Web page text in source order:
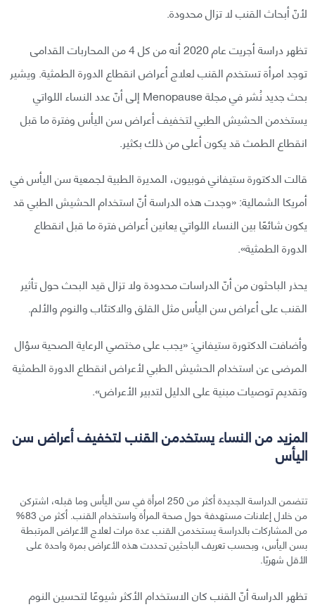
لأنّ أبحاث القنب لا تزال محدودة.
تظهر دراسة أجريت عام 2020 أنه من كل 4 من المحاربات القدامى
توجد امرأة تستخدم القنب لعلاج أعراض انقطاع الدورة الطمثية. ويشير
بحث جديد نُشر في مجلة Menopause إلى أنّ عدد النساء اللواتي
يستخدمن الحشيش الطبي لتخفيف أعراض سن اليأس وفترة ما قبل
انقطاع الطمث قد يكون أعلى من ذلك بكثير.
قالت الدكتورة ستيفاني فوبيون، المديرة الطبية لجمعية سن اليأس في
أمريكا الشمالية: «وجدت هذه الدراسة أنّ استخدام الحشيش الطبي قد
يكون شائعًا بين النساء اللواتي يعانين أعراض فترة ما قبل انقطاع
الدورة الطمثية».
يحذر الباحثون من أنّ الدراسات محدودة ولا تزال قيد البحث حول تأثير
القنب على أعراض سن اليأس مثل القلق والاكتئاب والنوم والألم.
وأضافت الدكتورة ستيفاني: «يجب على مختصي الرعاية الصحية سؤال
المرضى عن استخدام الحشيش الطبي لأعراض انقطاع الدورة الطمثية
وتقديم توصيات مبنية على الدليل لتدبير الأعراض».
المزيد من النساء يستخدمن القنب لتخفيف أعراض سن
اليأس
تتضمن الدراسة الجديدة أكثر من 250 امرأة في سن اليأس وما قبله، اشتركن
من خلال إعلانات مستهدفة حول صحة المرأة واستخدام القنب. أكثر من 83%
من المشاركات بالدراسة يستخدمن القنب عدة مرات لعلاج الأعراض المرتبطة
بسن اليأس، وبحسب تعريف الباحثين تحددت هذه الأعراض بمرة واحدة على
الأقل شهريًا.
تظهر الدراسة أنّ القنب كان الاستخدام الأكثر شيوعًا لتحسين النوم